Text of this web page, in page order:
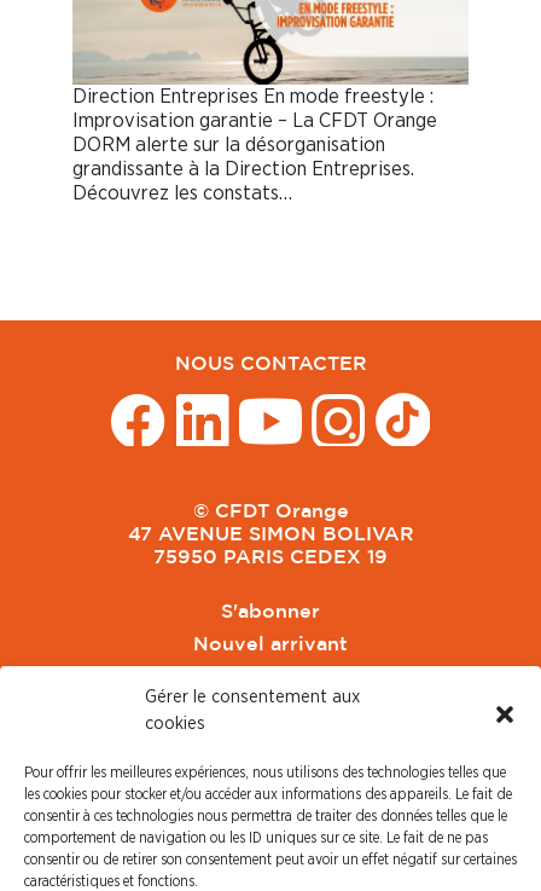
Gérer le consentement aux
cookies
Pour offrir les meilleures expériences, nous utilisons des technologies telles que
les cookies pour stocker et/ou accéder aux informations des appareils. Le fait de
consentir à ces technologies nous permettra de traiter des données telles que le
comportement de navigation ou les ID uniques sur ce site. Le fait de ne pas
consentir ou de retirer son consentement peut avoir un effet négatif sur certaines
caractéristiques et fonctions.
Direction Entreprises En mode freestyle :
Improvisation garantie – La CFDT Orange
DORM alerte sur la désorganisation
grandissante à la Direction Entreprises.
Découvrez les constats…
NOUS CONTACTER
© CFDT Orange
47 AVENUE SIMON BOLIVAR
75950 PARIS CEDEX 19
S'abonner
Nouvel arrivant
CFDT Cadres
CFDT Retraités
L'UFFA